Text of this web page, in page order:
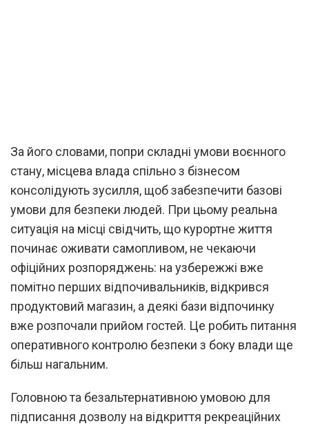
За його словами, попри складні умови воєнного
стану, місцева влада спільно з бізнесом
консолідують зусилля, щоб забезпечити базові
умови для безпеки людей. При цьому реальна
ситуація на місці свідчить, що курортне життя
починає оживати самопливом, не чекаючи
офіційних розпоряджень: на узбережжі вже
помітно перших відпочивальників, відкрився
продуктовий магазин, а деякі бази відпочинку
вже розпочали прийом гостей. Це робить питання
оперативного контролю безпеки з боку влади ще
більш нагальним.
Головною та безальтернативною умовою для
підписання дозволу на відкриття рекреаційних